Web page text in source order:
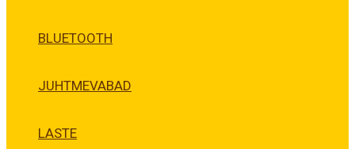
BLUETOOTH
JUHTMEVABAD
LASTE